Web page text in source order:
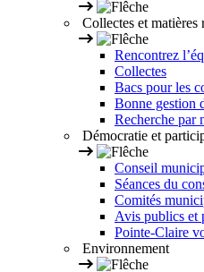
Collectes et matières
Rencontrez
Collectes
Bacs pour les
Bonne gestion
Recherche par
Démocratie et
Conseil
Séances du
Comités
Avis publics et
Pointe-Claire
Environnement